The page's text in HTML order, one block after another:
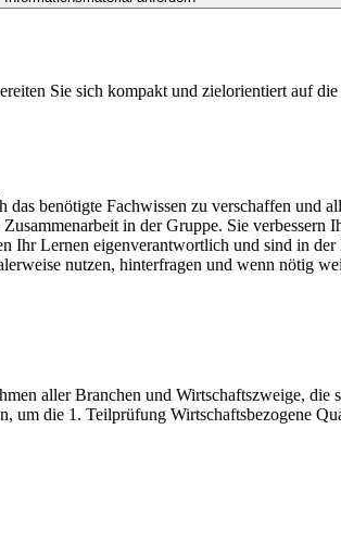
Sie sich kompakt und zielorientiert auf
benötigte Fachwissen zu verschaffen und
in der Gruppe. Sie
Ihr Lernen eigenverantwortlich und sind in
nutzen, hinterfragen und wenn nötig
aller Branchen und Wirtschaftszweige,
um die 1. Teilprüfung Wirtschaftsbezogene